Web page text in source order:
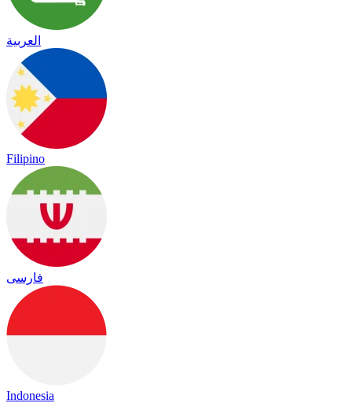
العربية
Filipino
فارسی
Indonesia